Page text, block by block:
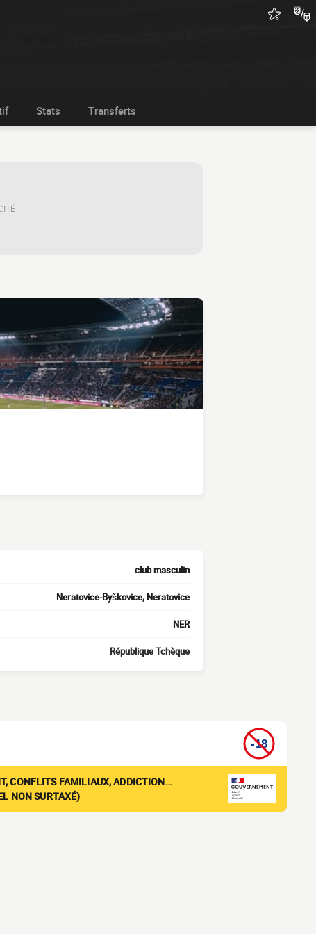
Stats Transferts
club masculin
Neratovice-Byškovice, Neratovice
NER
République Tchèque
CONFLITS FAMILIAUX, ADDICTION…
NON SURTAXÉ)